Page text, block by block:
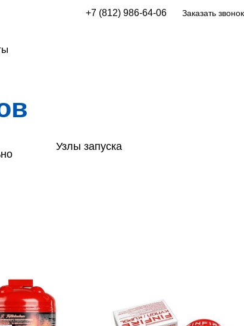
+7 (812) 986-64-06 Заказать звонок
Узлы запуска